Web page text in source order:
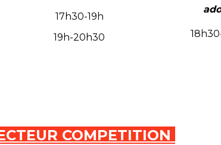
17h30-19h
19h-20h30
COMPETITION